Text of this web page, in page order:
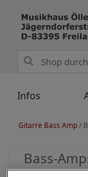
Infos
Gitarre Bass Amp/
Bass-